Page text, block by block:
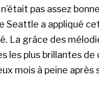
pas assez
Seattle a appliqué
La grâce des
les plus brillantes
mois à peine après